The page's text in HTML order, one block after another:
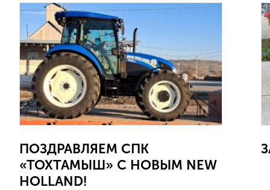
ПОЗДРАВЛЯЕМ СПК
«ТОХТАМЫШ» С НОВЫМ NEW
HOLLAND!